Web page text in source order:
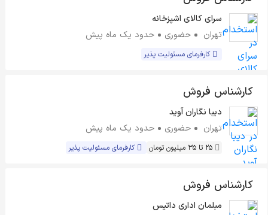
سرای کالای اشپزخانه
تهران
حضوری حدود یک ماه پیش
کارفرمای مسئولیت پذیر
کارشناس فروش
دیبا نگاران آوید
تهران
حضوری حدود یک ماه پیش
25 تا 35 میلیون تومان کارفرمای مسئولیت پذیر
کارشناس فروش
مبلمان اداری داتیس